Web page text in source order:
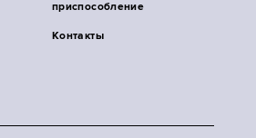
приспособление
Контакты